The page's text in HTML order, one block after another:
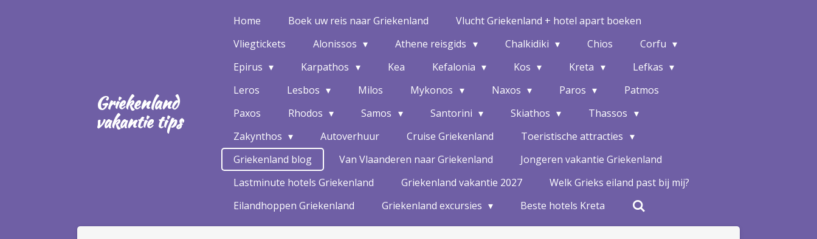
Griekenland
vakantie tips
Home Boek uw reis naar Griekenland
Vlucht Griekenland + hotel apart boeken
Vliegtickets
Alonissos Athene reisgids Chalkidiki Chios
Corfu
Epirus
Karpathos Kea Kefalonia Kos Kreta
Lefkas
Leros
Lesbos Milos Mykonos Naxos Paros
Patmos
Paxos
Rhodos Samos Santorini Skiathos
Thassos
Zakynthos
Autoverhuur Cruise Griekenland
Toeristische attracties
Griekenland blog
Van Vlaanderen naar Griekenland
Jongeren vakantie Griekenland
Lastminute hotels Griekenland
Griekenland vakantie 2027
Welk Grieks eiland past bij mij?
Eilandhoppen Griekenland
Griekenland excursies Beste hotels Kreta